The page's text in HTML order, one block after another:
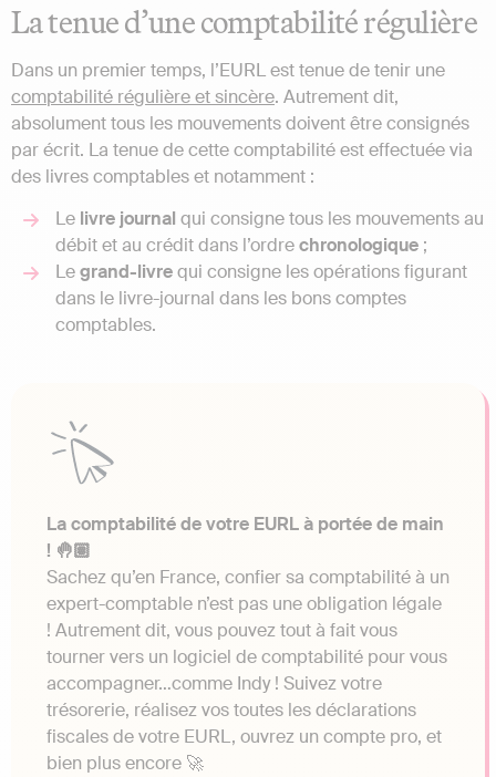
La tenue d’une comptabilité régulière
Dans un premier temps, l’EURL est tenue de tenir une
comptabilité régulière et sincère. Autrement dit,
absolument tous les mouvements doivent être consignés
par écrit. La tenue de cette comptabilité est effectuée via
des livres comptables et notamment :
Le livre journal qui consigne tous les mouvements au
débit et au crédit dans l’ordrechronologique ;
Legrand-livrequi consigne les opérations figurant
dans le livre-journal dans les bons comptes
comptables.
La comptabilité de votre EURL à portée de main
! 🤚🏽
Sachez qu’en France, confier sa comptabilité à un
expert-comptable n’est pas une obligation légale
! Autrement dit, vous pouvez tout à fait vous
tourner vers un logiciel de comptabilité pour vous
accompagner…comme Indy ! Suivez votre
trésorerie, réalisez vos toutes les déclarations
fiscales de votre EURL, ouvrez un compte pro, et
bien plus encore 🚀